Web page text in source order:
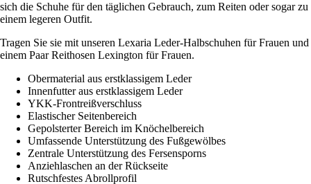
sich die Schuhe für den täglichen Gebrauch, zum Reiten oder sogar zu
einem legeren Outfit.
Tragen Sie sie mit unseren Lexaria Leder-Halbschuhen für Frauen und
einem Paar Reithosen Lexington für Frauen.
Obermaterial aus erstklassigem Leder
Innenfutter aus erstklassigem Leder
YKK-Frontreißverschluss
Elastischer Seitenbereich
Gepolsterter Bereich im Knöchelbereich
Umfassende Unterstützung des Fußgewölbes
Zentrale Unterstützung des Fersensporns
Anziehlaschen an der Rückseite
Rutschfestes Abrollprofil